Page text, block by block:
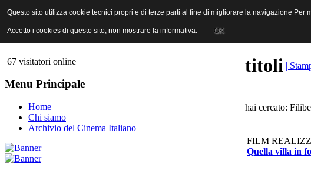
ANICA | Associazione Nazionale Industrie Cinematografiche Audiovisive e
67 visitatori online
Menu Principale
Home
Chi siamo
Archivio del Cinema Italiano
titoli |
hai cercato:
FILM
Quella villa in
Questo sito utilizza cookie tecnici propri e di terze parti al fine di migliorare la navigazione Per
Accetto i cookies di questo sito, non mostrare la informativa. OK
Questo sito utilizza cookie tecnici propri e di terze parti al fine di migliorare la navigazione Per
Accetto i cookies di questo sito, non mostrare la informativa. OK